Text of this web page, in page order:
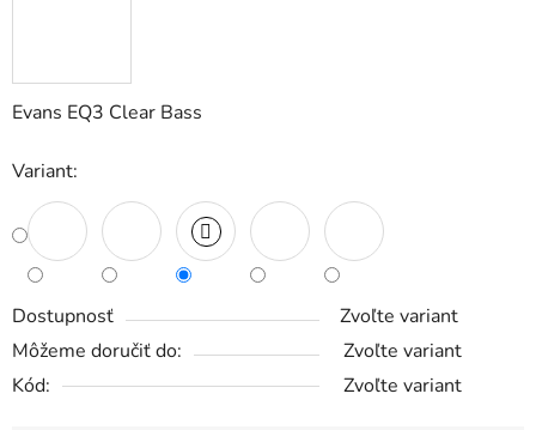
Evans EQ3 Clear Bass
Variant:
Dostupnosť
Zvoľte variant
Môžeme doručiť do:
Zvoľte variant
Kód:
Zvoľte variant